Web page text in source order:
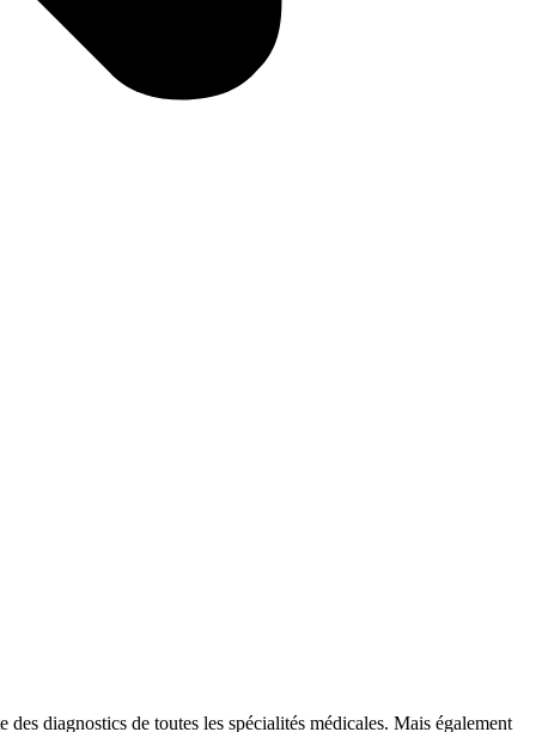
diagnostics de toutes les spécialités médicales. Mais également